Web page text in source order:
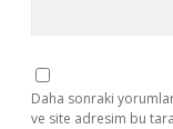
Daha sonraki
ve site adresim bu